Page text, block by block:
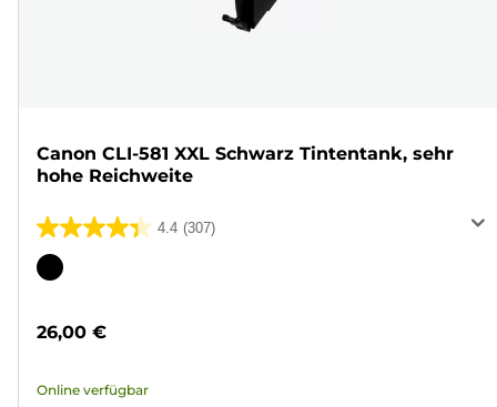
Canon CLI-581 XXL Schwarz Tintentank, sehr
hohe Reichweite
4.4 (307)
4.4
von
307
Farbpatrone
26,00 €
Online verfügbar